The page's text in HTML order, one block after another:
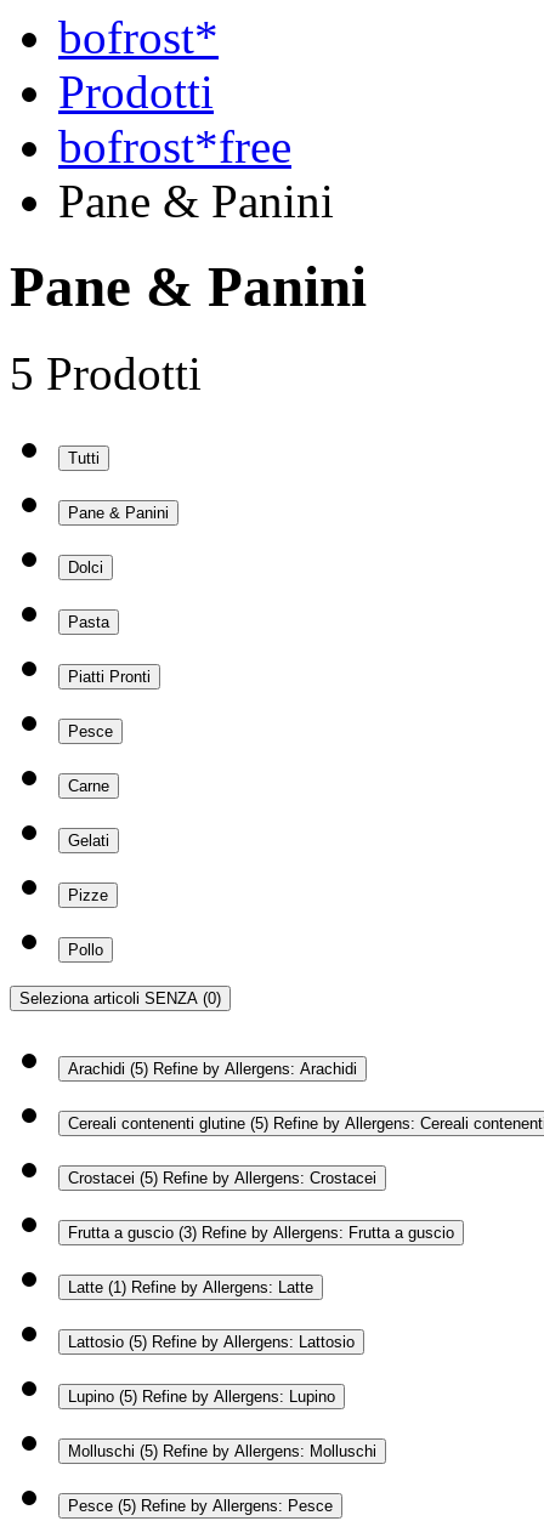
bofrost*
Prodotti
bofrost*free
Pane & Panini
Pane & Panini
5 Prodotti
Tutti
Pane & Panini
Dolci
Pasta
Piatti Pronti
Pesce
Carne
Gelati
Pizze
Pollo
Seleziona articoli SENZA (0)
Arachidi (5) Refine by Allergens: Arachidi
Cereali contenenti glutine (5) Refine by Allergens: Cereali
Crostacei (5) Refine by Allergens: Crostacei
Frutta a guscio (3) Refine by Allergens: Frutta a guscio
Latte (1) Refine by Allergens: Latte
Lattosio (5) Refine by Allergens: Lattosio
Lupino (5) Refine by Allergens: Lupino
Molluschi (5) Refine by Allergens: Molluschi
Pesce (5) Refine by Allergens: Pesce